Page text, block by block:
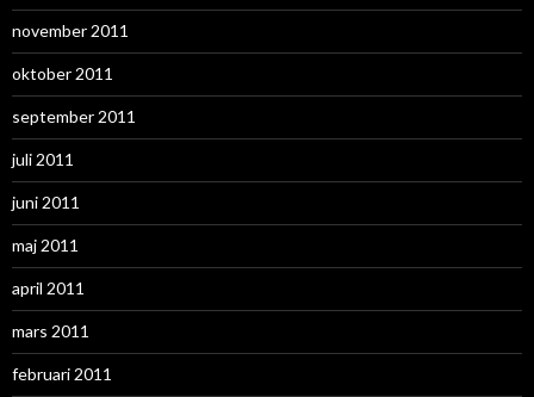
november 2011
oktober 2011
september 2011
juli 2011
juni 2011
maj 2011
april 2011
mars 2011
februari 2011